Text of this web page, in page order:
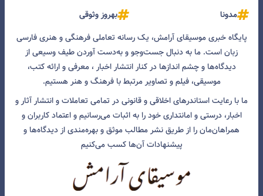
مدونا
بهروز وثوقی
پایگاه خبری موسیقای آرامش، یک رسانه تعاملی فرهنگی و هنری فارسی
زبان است. ما به دنبال جست‌و‌جو و به‌دست آوردن طیف وسیعی از
دیدگاه‌ها و چشم انداز‌ها در کنار انتشار اخبار ، معرفی و ارائه کتب،
موسیقی، فیلم و تصاویر مرتبط با فرهنگ و هنر هستیم.
ما با رعایت استاندرهای اخلاقی و قانونی در تمامی تعاملات و انتشار آثار و
اخبار، درستی و امانتداری خود را به اثبات می‌رسانیم و اعتماد کاربران و
همراهان‌مان را از طریق نشر مطالب موثق و بهره‌مندی از دیدگاه‌ها و
پیشنهادات آن‌ها کسب می‌کنیم